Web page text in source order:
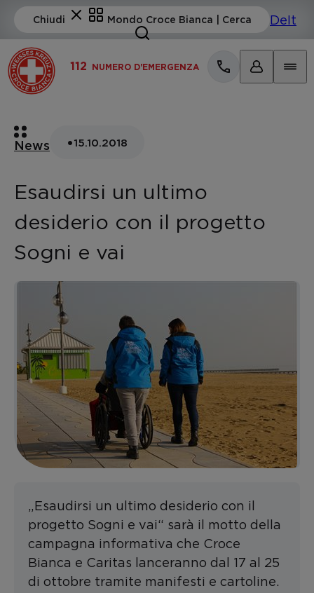
112 NUMERO D'EMERGENZA
News •15.10.2018
Esaudirsi un ultimo
desiderio con il progetto
Sogni e vai
„Esaudirsi un ultimo desiderio con il
progetto Sogni e vai“ sarà il motto della
campagna informativa che Croce
Bianca e Caritas lanceranno dal 17 al 25
di ottobre tramite manifesti e cartoline.